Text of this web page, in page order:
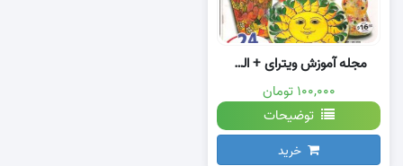
مجله آموزش ویترای + الگوی طرح ها
۱۰۰,۰۰۰ تومان
توضیحات
خرید